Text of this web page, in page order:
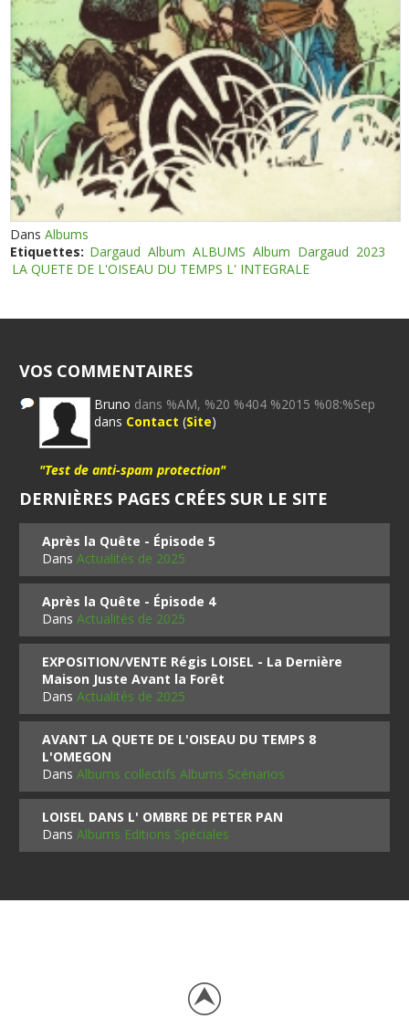
DansAlbums
Etiquettes: Dargaud Album ALBUMS Album Dargaud 2023
LA QUETE DE L'OISEAU DU TEMPS L' INTEGRALE
VOS COMMENTAIRES
Bruno dans %AM, %20 %404 %2015 %08:%Sep
dans Contact (Site)
"Test de anti-spam protection"
DERNIÈRES PAGES CRÉES SUR LE SITE
Après la Quête - Épisode 5
DansActualités de 2025
Après la Quête - Épisode 4
DansActualités de 2025
EXPOSITION/VENTE Régis LOISEL - La Dernière
Maison Juste Avant la Forêt
DansActualités de 2025
AVANT LA QUETE DE L'OISEAU DU TEMPS 8
L'OMEGON
DansAlbums collectifs Albums Scénarios
LOISEL DANS L' OMBRE DE PETER PAN
DansAlbums Editions Spéciales